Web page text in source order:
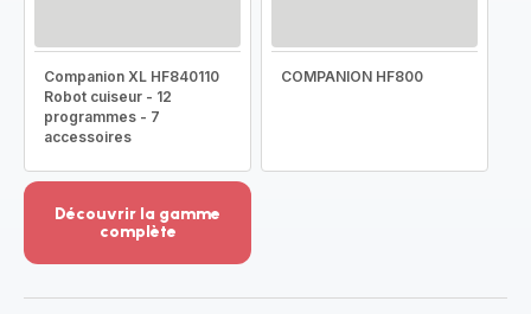
Companion XL HF840110
Robot cuiseur - 12
programmes - 7
accessoires
COMPANION HF800
Découvrir la gamme
complète
-